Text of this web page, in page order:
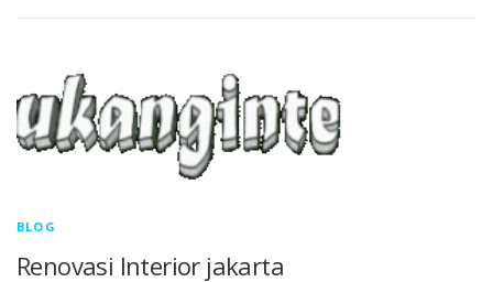
BLOG
Renovasi Interior jakarta